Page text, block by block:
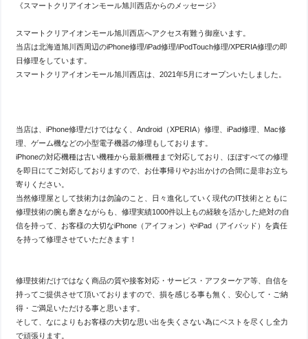
《スマートクリアイオンモール旭川西店からのメッセージ》
スマートクリアイオンモール旭川西店へアクセス有難う御座います。
当店は北海道旭川西周辺のiPhone修理/iPad修理/iPodTouch修理/XPERIA修理の即
日修理をしています。
スマートクリアイオンモール旭川西店は、2021年5月にオープンいたしました。
当店は、iPhone修理だけではなく、Android（XPERIA）修理、iPad修理、Mac修
理、ゲーム機などの小型電子機器の修理もしております。
iPhoneの対応機種は古い機種から最新機種まで対応しており、ほぼすべての修理
を即日にてご対応しておりますので、お仕事帰りやお出かけの合間に是非お立ち
寄りください。
当然修理屋として技術力は勿論のこと、日々進化していく現代のIT技術とともに
修理技術の腕も磨きながらも、修理実績1000件以上もの経験を活かした絶対の自
信を持って、お客様の大切なiPhone（アイフォン）やiPad（アイパッド）を責任
を持って修理させていただきます！
修理技術だけではなく商品の質や接客対応・サービス・アフターケア等、自信を
持ってご提供させて頂いておりますので、損を感じる事も無く、安心して・ご納
得・ご満足いただける事と思います。
そして、なによりもお客様の大切な思い出を失くさない為にベストを尽くし全力
で頑張ります。